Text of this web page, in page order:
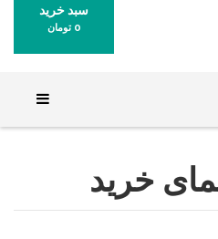
سبد خرید
0 تومان
خرید